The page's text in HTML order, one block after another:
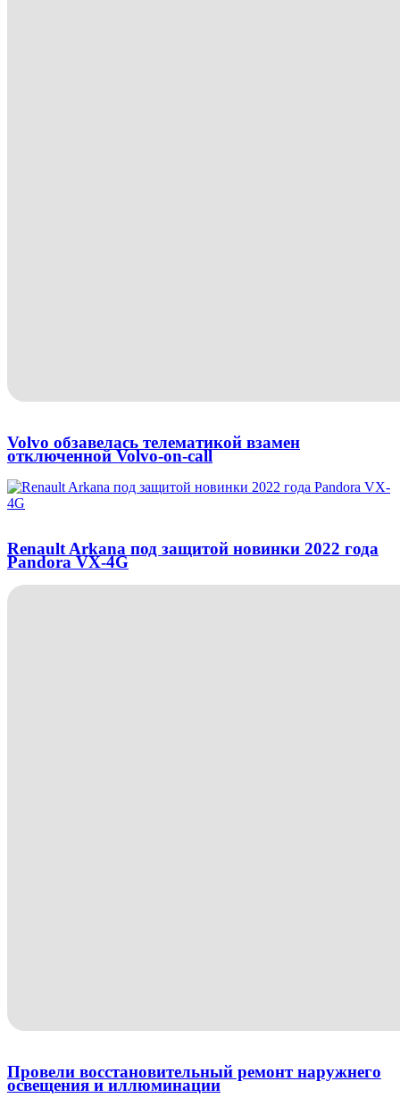
Volvo обзавелась телематикой взамен
отключенной Volvo-on-call
Renault Arkana под защитой новинки 2022 года
Pandora VX-4G
Провели восстановительный ремонт наружнего
освещения и иллюминации